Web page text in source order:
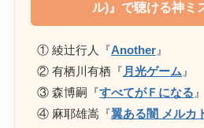
ル)』で聴ける神ミ
① 綾辻行人『Another』
② 有栖川有栖『 月光ゲーム 』
③ 森博嗣『すべてがＦになる 』
④ 麻耶雄嵩『翼ある闇 メルカ